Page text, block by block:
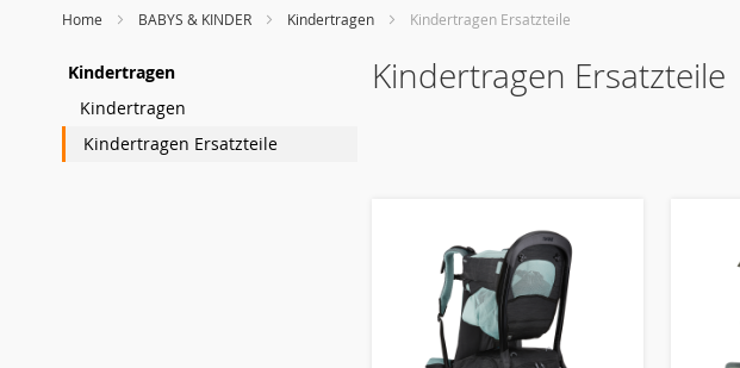
Home BABYS & KINDER Kindertragen Kindertragen Ersatzteile
Kindertragen Ersatzteile
Kindertragen
Kindertragen
Kindertragen Ersatzteile